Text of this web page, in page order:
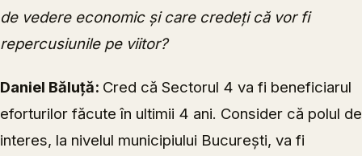
de vedere economic și care credeți că vor fi
repercusiunile pe viitor?
Daniel Băluță: Cred că Sectorul 4 va fi beneficiarul
eforturilor făcute în ultimii 4 ani. Consider că polul de
interes, la nivelul municipiului București, va fi